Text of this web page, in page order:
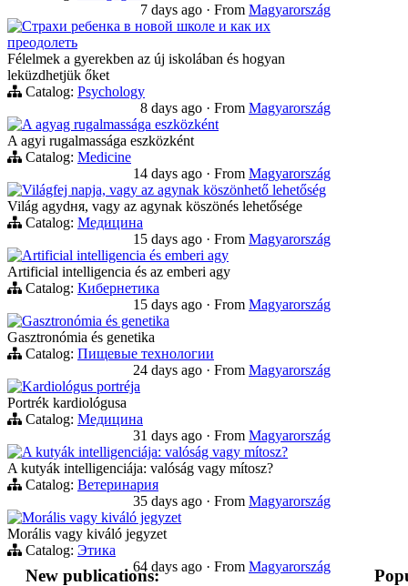
7 days ago · From Magyarország
Страхи ребенка в новой школе и как их
преодолеть
Félelmek a gyerekben az új iskolában és hogyan
leküzdhetjük őket
Catalog: Psychology
8 days ago · From Magyarország
A agyag rugalmassága eszközként
A agyi rugalmassága eszközként
Catalog: Medicine
14 days ago · From Magyarország
Világfej napja, vagy az agynak köszönhető lehetőség
Világ agydня, vagy az agynak köszönés lehetősége
Catalog: Медицина
15 days ago · From Magyarország
Artificial intelligencia és emberi agy
Artificial intelligencia és az emberi agy
Catalog: Кибернетика
15 days ago · From Magyarország
Gasztronómia és genetika
Gasztronómia és genetika
Catalog: Пищевые технологии
24 days ago · From Magyarország
Kardiológus portréja
Portrék kardiológusa
Catalog: Медицина
31 days ago · From Magyarország
A kutyák intelligenciája: valóság vagy mítosz?
A kutyák intelligenciája: valóság vagy mítosz?
Catalog: Ветеринария
35 days ago · From Magyarország
Morális vagy kiváló jegyzet
Morális vagy kiváló jegyzet
Catalog: Этика
64 days ago · From Magyarország
New publications: